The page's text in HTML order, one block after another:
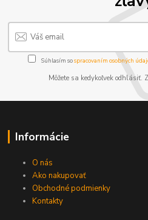
Súhlasím sospracovaním osobných
Môžete sa kedykoľvek
Informácie
O nás
Ako nakupovať
Obchodné podmienky
Kontakty